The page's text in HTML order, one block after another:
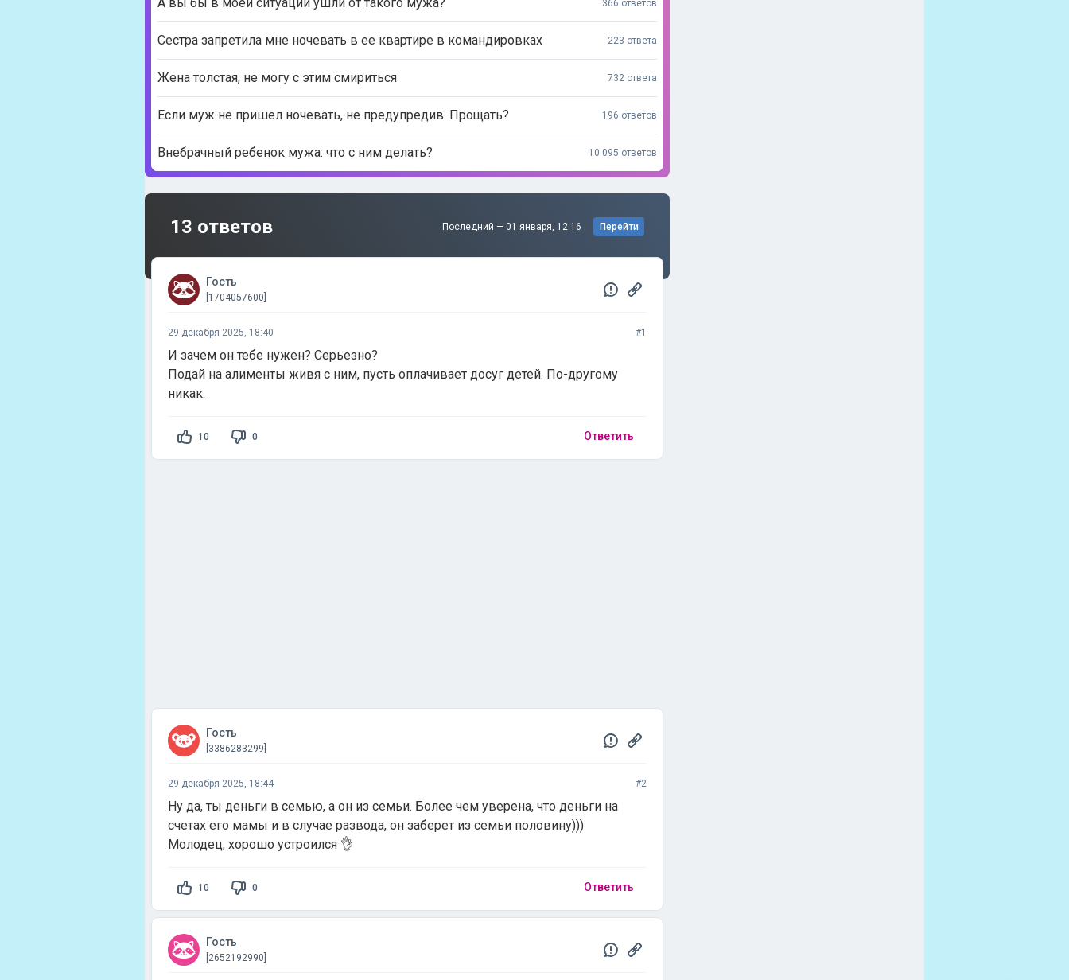
366 ответов
Сестра запретила мне ночевать в ее квартире в командировках 223 ответа
Жена толстая, не могу с этим смириться 732 ответа
Если муж не пришел ночевать, не предупредив. Прощать? 196 ответов
Внебрачный ребенок мужа: что с ним делать? 10 095 ответов
13 ответов Последний — 01 января, 12:16 Перейти
Гость
[1704057600]
29 декабря 2025, 18:40 #1
И зачем он тебе нужен? Серьезно?
Подай на алименты живя с ним, пусть оплачивает досуг детей. По-другому
никак.
10 0 Ответить
Гость
[3386283299]
29 декабря 2025, 18:44 #2
Ну да, ты деньги в семью, а он из семьи. Более чем уверена, что деньги на
счетах его мамы и в случае развода, он заберет из семьи половину)))
Молодец, хорошо устроился 👌
10 0 Ответить
Гость
[2652192990]